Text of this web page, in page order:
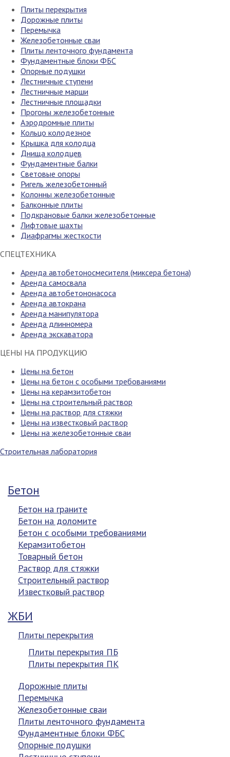
Плиты перекрытия
Дорожные плиты
Перемычка
Железобетонные сваи
Плиты ленточного фундамента
Фундаментные блоки ФБС
Опорные подушки
Лестничные ступени
Лестничные марши
Лестничные площадки
Прогоны железобетонные
Аэродромные плиты
Кольцо колодезное
Крышка для колодца
Днища колодцев
Фундаментные балки
Световые опоры
Ригель железобетонный
Колонны железобетонные
Балконные плиты
Подкрановые балки железобетонные
Лифтовые шахты
Диафрагмы жесткости
СПЕЦТЕХНИКА
Аренда автобетоносмесителя (миксера бетона)
Аренда самосвала
Аренда автобетононасоса
Аренда автокрана
Аренда манипулятора
Аренда длинномера
Аренда экскаватора
ЦЕНЫ НА ПРОДУКЦИЮ
Цены на бетон
Цены на бетон с особыми требованиями
Цены на керамзитобетон
Цены на строительный раствор
Цены на раствор для стяжки
Цены на известковый раствор
Цены на железобетонные сваи
Строительная лаборатория
Бетон
Бетон на граните
Бетон на доломите
Бетон с особыми требованиями
Керамзитобетон
Товарный бетон
Раствор для стяжки
Строительный раствор
Известковый раствор
ЖБИ
Плиты перекрытия
Плиты перекрытия ПБ
Плиты перекрытия ПК
Дорожные плиты
Перемычка
Железобетонные сваи
Плиты ленточного фундамента
Фундаментные блоки ФБС
Опорные подушки